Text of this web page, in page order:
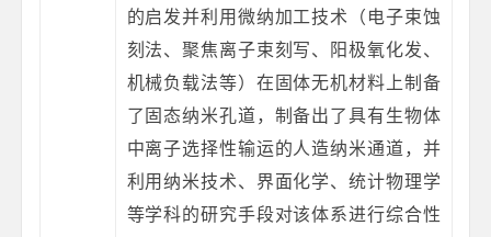
的启发并利用微纳加工技术（电子束蚀
刻法、聚焦离子束刻写、阳极氧化发、
机械负载法等）在固体无机材料上制备
了固态纳米孔道，制备出了具有生物体
中离子选择性输运的人造纳米通道，并
利用纳米技术、界面化学、统计物理学
等学科的研究手段对该体系进行综合性